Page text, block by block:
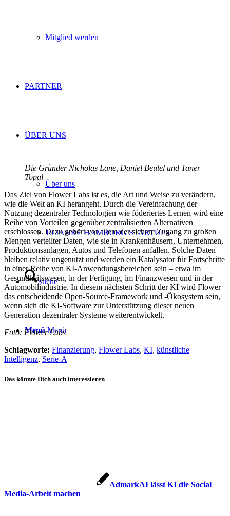
Mitglied werden
PARTNER
ÜBER UNS
Über uns
10 JAHRE HAMBURG STARTUPS
Suche
Menü Menü
Die Gründer Nicholas Lane, Daniel Beutel und Taner
Topal
Das Ziel von Flower Labs ist es, die Art und Weise zu verändern,
wie die Welt an KI herangeht. Durch die Vereinfachung der
Nutzung dezentraler Technologien wie föderiertes Lernen wird eine
Reihe von Vorteilen gegenüber zentralisierten Alternativen
erschlossen. Dazu gehört vor allem der sichere Zugang zu großen
Mengen verteilter Daten, wie sie in Krankenhäusern, Unternehmen,
Produktionsanlagen, Autos und Telefonen anfallen. Solche Daten
bleiben relativ ungenutzt und werden ein Katalysator für Fortschritte
in einer Reihe von KI-Anwendungsbereichen sein – etwa im
Gesundheitswesen, in der Fertigung, im Finanzwesen und in der
Automobilindustrie. In diesem nächsten Schritt der KI wird Flower
das entscheidende Open-Source-Framework und -Ökosystem sein,
wenn sich die KI-Software zur Unterstützung dieser neuen
Generation dezentraler Systeme weiterentwickelt.
Foto: Flower Labs
Schlagworte: Finanzierung, Flower Labs, KI, künstliche
Intelligenz, Serie-A
Das könnte Dich auch interessieren
AdmarkAI lässt KI die Social
Media-Arbeit machen